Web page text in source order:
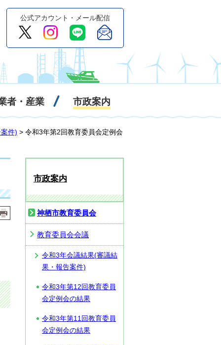
公式アカウント・メール配信
者・産業 市政案内
件) > 令和3年第2回教育委員会定例会
市政案内
神栖市教育委員会
教育委員会会議
令和3年会議結果(審議結
果・報告案件)
令和3年第12回教育委員
会定例会の結果
令和3年第11回教育委員
会定例会の結果